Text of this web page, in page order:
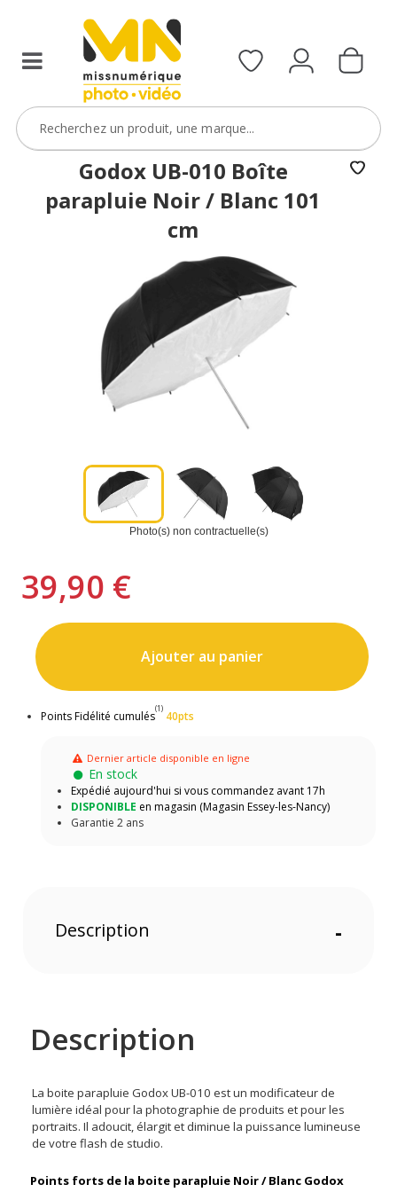
Godox UB-010 Boîte
parapluie Noir / Blanc 101
cm
Photo(s) non contractuelle(s)
39,90 €
Ajouter au panier
Points Fidélité cumulés
(1)
40pts
Dernier article disponible en ligne
En stock
Expédié aujourd'hui si vous commandez avant 17h
DISPONIBLE
en magasin (Magasin Essey-les-Nancy)
Garantie 2 ans
Description -
Description
La boite parapluie Godox UB-010 est un modificateur de
lumière idéal pour la photographie de produits et pour les
portraits. Il adoucit, élargit et diminue la puissance lumineuse
de votre flash de studio.
Points forts de la boite parapluie Noir / Blanc Godox